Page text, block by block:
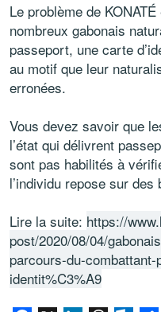
Le problème de
nombreux gabonais
passeport, une carte
au motif que leur
erronées.
Vous devez savoir que
l’état qui délivrent
sont pas habilités à
l’individu repose sur des
Lire la suite: https://
post/2020/08/04/
parcours-du-
identit%C3%A9